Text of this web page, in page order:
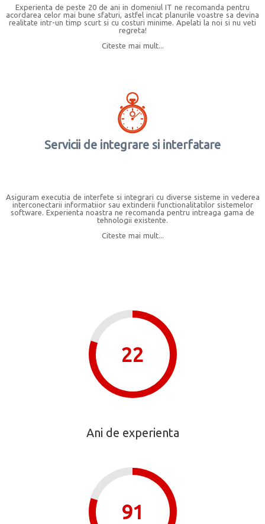
Experienta de peste 20 de ani in domeniul IT ne recomanda pentru
acordarea celor mai bune sfaturi, astfel incat planurile voastre sa devina
realitate intr-un timp scurt si cu costuri minime. Apelati la noi si nu veti
regreta!
Citeste mai mult...
Servicii de integrare si interfatare
Asiguram executia de interfete si integrari cu diverse sisteme in vederea
interconectarii informatiior sau extinderii functionalitatilor sistemelor
software. Experienta noastra ne recomanda pentru intreaga gama de
tehnologii existente.
Citeste mai mult...
22
Ani de experienta
91